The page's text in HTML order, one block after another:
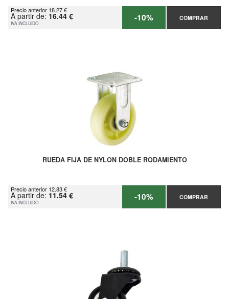
Precio anterior 18.27 €
A partir de: 16.44 €
IVA INCLUIDO -10% COMPRAR
RUEDA FIJA DE NYLON DOBLE RODAMIENTO
Precio anterior 12.83 €
A partir de: 11.54 €
IVA INCLUIDO -10% COMPRAR